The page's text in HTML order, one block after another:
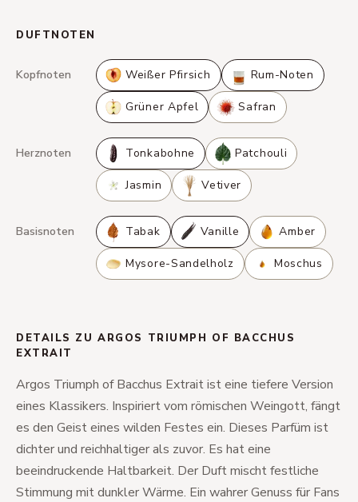
DUFTNOTEN
Kopfnoten Weißer Pfirsich Rum-Noten
Grüner Apfel Safran
Herznoten Tonkabohne Patchouli
Jasmin Vetiver
Basisnoten Tabak Vanille Amber
Mysore-Sandelholz Moschus
DETAILS ZU ARGOS TRIUMPH OF BACCHUS
EXTRAIT
Argos Triumph of Bacchus Extrait ist eine tiefere Version
eines Klassikers. Inspiriert vom römischen Weingott, fängt
es den Geist eines wilden Festes ein. Dieses Parfüm ist
dichter und reichhaltiger als zuvor. Es hat eine
beeindruckende Haltbarkeit. Der Duft mischt festliche
Stimmung mit dunkler Wärme. Ein wahrer Genuss für Fans